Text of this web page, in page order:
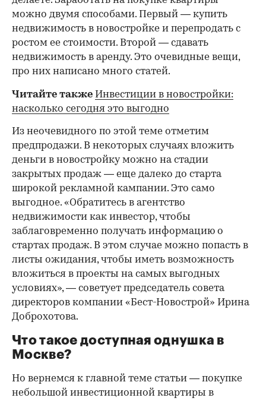
можно двумя способами. Первый — купить
недвижимость в новостройке и перепродать с
ростом ее стоимости. Второй — сдавать
недвижимость в аренду. Это очевидные вещи,
про них написано много статей.
Читайте также Инвестиции в новостройки:
насколько сегодня это выгодно
Из неочевидного по этой теме отметим
предпродажи. В некоторых случаях вложить
деньги в новостройку можно на стадии
закрытых продаж — еще далеко до старта
широкой рекламной кампании. Это само
выгодное. «Обратитесь в агентство
недвижимости как инвестор, чтобы
заблаговременно получать информацию о
стартах продаж. В этом случае можно попасть в
листы ожидания, чтобы иметь возможность
вложиться в проекты на самых выгодных
условиях», — советует председатель совета
директоров компании «Бест-Новострой» Ирина
Доброхотова.
Что такое доступная однушка в
Москве?
Но вернемся к главной теме статьи — покупке
небольшой инвестиционной квартиры в